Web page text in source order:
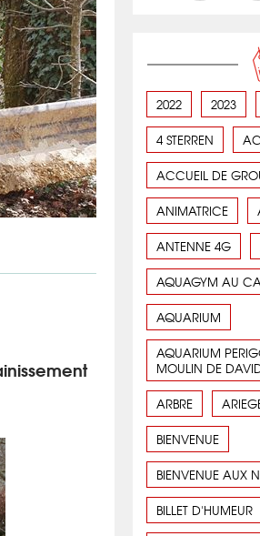
2022 2023
4 STERREN
ACCUEIL DE
ANIMATRICE
ANTENNE 4G
AQUAGYM AU
AQUARIUM
AQUARIUM
MOULIN DE
ARBRE
BIENVENUE
BIENVENUE AUX
BILLET D'HUMEUR